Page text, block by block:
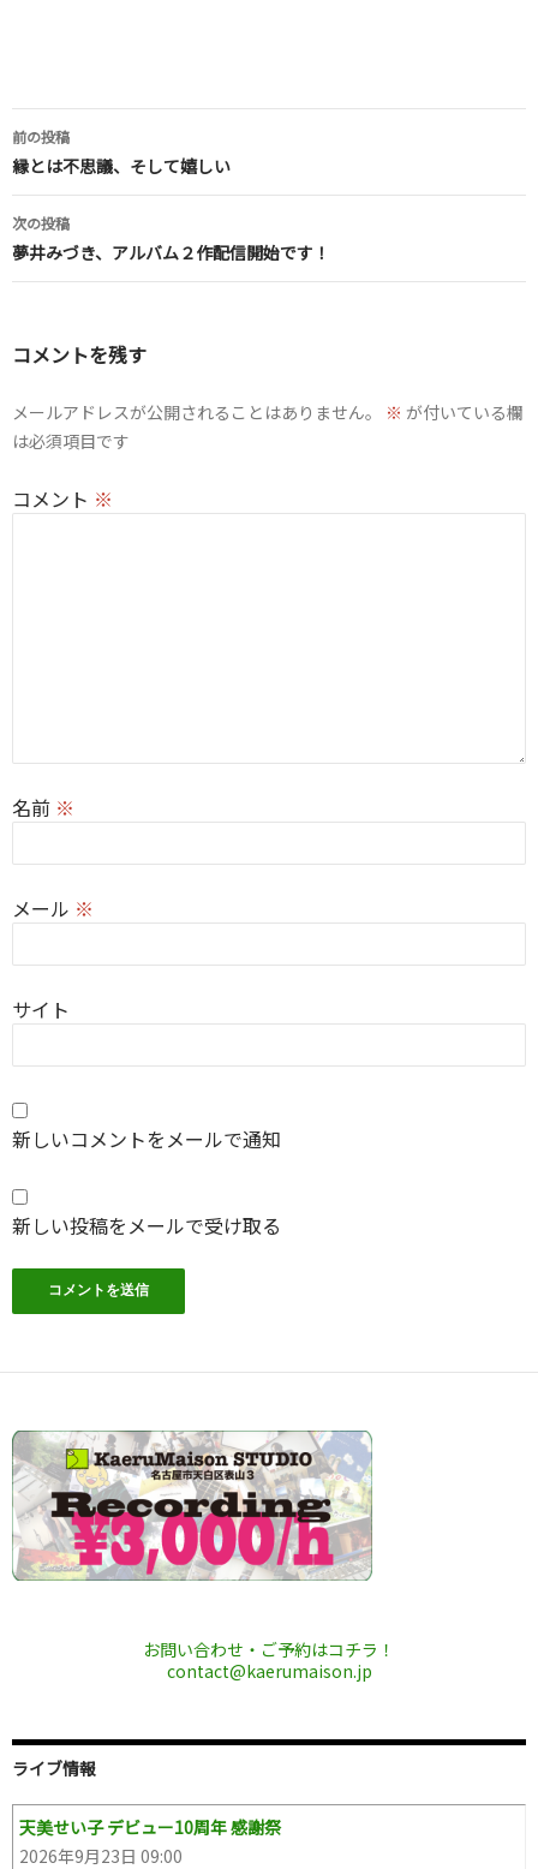
投
稿
ナ
ビ
ゲ
ー
ョ
ン
前の投稿
縁とは不思議、そして嬉しい
次の投稿
夢井みづき、アルバム２作配信開始です！
コメントを残す
メールアドレスが公開されることはありません。 ※ が付いている欄
は必須項目です
コメント ※
名前 ※
メール ※
サイト
新しいコメントをメールで通知
新しい投稿をメールで受け取る
お問い合わせ・ご予約はコチラ！
contact@kaerumaison.jp
ライブ情報
天美せい子 デビュー10周年 感謝祭
2026年9月23日 09:00